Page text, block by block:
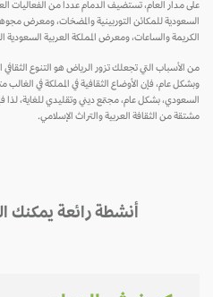
على مدار العام، تستضيف الدمام عددا من الفعاليات
السعودية للمكائن التوربينية والمضخات، ومعرض
الكريمة والساعات، ومعرض المملكة العربية السعودية
من الأسباب التي تجعلك تزور الرياض هو التنوع الثقافي
وبشكل عام، فإن الأوضاع الثقافية في المملكة في الغالب
السعودي، بشكل عام، مجتمع ديني وتقليدي للغاية، لذا فإن
مشتقة من الثقافة العربية والتراث الإسلامي.
أنشطة رائعة يمكنك